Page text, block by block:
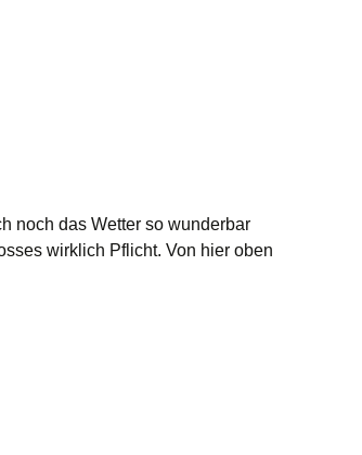
noch das Wetter so wunderbar
wirklich Pflicht. Von hier oben